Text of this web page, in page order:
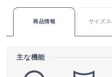
商品情報 サイズス
主な機能